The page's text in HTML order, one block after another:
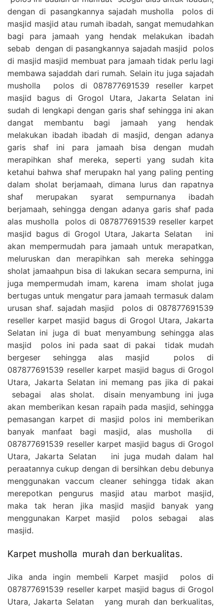
dengan di pasangkannya sajadah musholla polos di
masjid masjid atau rumah ibadah, sangat memudahkan
bagi para jamaah yang hendak melakukan ibadah
sebab dengan di pasangkannya sajadah masjid polos
di masjid masjid membuat para jamaah tidak perlu lagi
membawa sajaddah dari rumah. Selain itu juga sajadah
musholla polos di 087877691539 reseller karpet
masjid bagus di Grogol Utara, Jakarta Selatan ini
sudah di lengkapi dengan garis shaf sehingga ini akan
dangat membantu bagi jamaah yang hendak
melakukan ibadah ibadah di masjid, dengan adanya
garis shaf ini para jamaah bisa dengan mudah
merapihkan shaf mereka, seperti yang sudah kita
ketahui bahwa shaf merupakn hal yang paling penting
dalam sholat berjamaah, dimana lurus dan rapatnya
shaf merupakan syarat sempurnanya ibadah
berjamaah, sehingga dengan adanya garis shaf pada
alas musholla polos di 087877691539 reseller karpet
masjid bagus di Grogol Utara, Jakarta Selatan ini
akan mempermudah para jamaah untuk merapatkan,
meluruskan dan merapihkan sah mereka sehingga
sholat jamaahpun bisa di lakukan secara sempurna, ini
juga mempermudah imam, karena imam sholat juga
bertugas untuk mengatur para jamaah termasuk dalam
urusan shaf. sajadah masjid polos di 087877691539
reseller karpet masjid bagus di Grogol Utara, Jakarta
Selatan ini juga di buat menyambung sehingga alas
masjid polos ini pada saat di pakai tidak mudah
bergeser sehingga alas masjid polos di
087877691539 reseller karpet masjid bagus di Grogol
Utara, Jakarta Selatan ini memang pas jika di pakai
sebagai alas sholat. disain menyambung ini juga
akan memberikan kesan rapaih pada masjid, sehingga
pemasangan karpet di masjid polos ini memberikan
banyak manfaat bagi masjid, alas musholla di
087877691539 reseller karpet masjid bagus di Grogol
Utara, Jakarta Selatan ini juga mudah dalam hal
peraatannya cukup dengan di bersihkan debu debunya
menggunakan vaccum cleaner sehingga tidak akan
merepotkan pengurus masjid atau marbot masjid,
maka tak heran jika masjid masjid banyak yang
menggunakan Karpet masjid polos sebagai alas
masjid.
Karpet musholla murah dan berkualitas.
Jika anda ingin membeli Karpet masjid polos di
087877691539 reseller karpet masjid bagus di Grogol
Utara, Jakarta Selatan yang murah dan berkualitas,